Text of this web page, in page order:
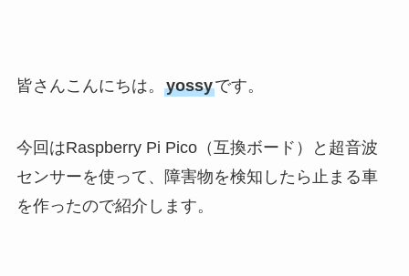
皆さんこんにちは。 yossyです。
今回はRaspberry Pi Pico（互換ボード）と超音波
センサーを使って、障害物を検知したら止まる車
を作ったので紹介します。